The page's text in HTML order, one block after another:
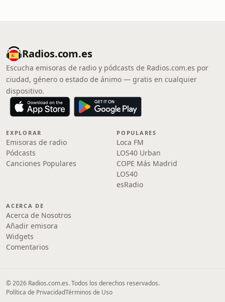
Radios.com.es
Escucha emisoras de radio y pódcasts de Radios.com.es por
ciudad, género o estado de ánimo — gratis en cualquier
dispositivo.
EXPLORAR
Emisoras de radio
Pódcasts
Canciones Populares
POPULARES
Loca FM
LOS40 Urban
COPE Más Madrid
LOS40
esRadio
ACERCA DE
Acerca de Nosotros
Añadir emisora
Widgets
Comentarios
© 2026 Radios.com.es. Todos los derechos reservados.
Política de PrivacidadTérminos de Uso